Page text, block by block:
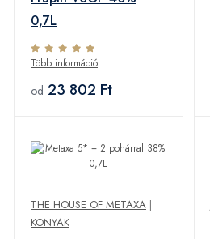
0,7L
Több információ
od 23 802 Ft
THE HOUSE OF METAXA |
KONYAK